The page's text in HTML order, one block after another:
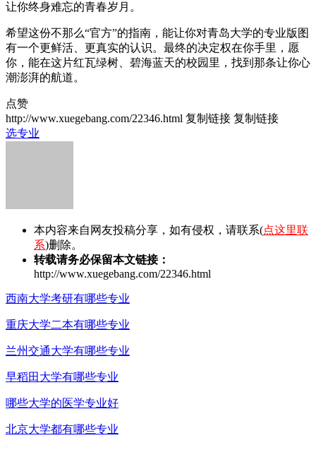
让你终身难忘的青春岁月。
希望这份不那么“官方”的指南，能让你对青岛大学的专业版图
有一个更鲜活、更真实的认识。最终的决定权在你手里，愿
你，能在这片红瓦绿树、碧海蓝天的校园里，找到那条让你心
潮澎湃的航道。
点赞
http://www.xuegebang.com/22346.html 复制链接 复制链接
选专业
本内容来自网友投稿分享，如有侵权，请联系(点这里联
系)删除。
转载请务必保留本文链接：
http://www.xuegebang.com/22346.html
西南大学考研有哪些专业
重庆大学二本有哪些专业
兰州交通大学有哪些专业
早稻田大学有哪些专业
哪些大学的医学专业好
北京大学都有哪些专业